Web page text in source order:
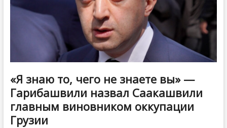
«Я знаю то, чего не знаете вы» —
Гарибашвили назвал Саакашвили
главным виновником оккупации
Грузии